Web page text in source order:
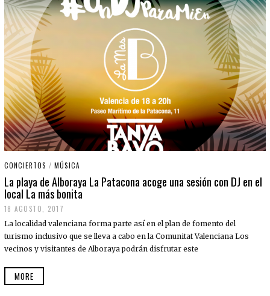
CONCIERTOS / MÚSICA
La playa de Alboraya La Patacona acoge una sesión con DJ en el
local La más bonita
18 AGOSTO, 2017
La localidad valenciana forma parte así en el plan de fomento del
turismo inclusivo que se lleva a cabo en la Comunitat Valenciana Los
vecinos y visitantes de Alboraya podrán disfrutar este
MORE